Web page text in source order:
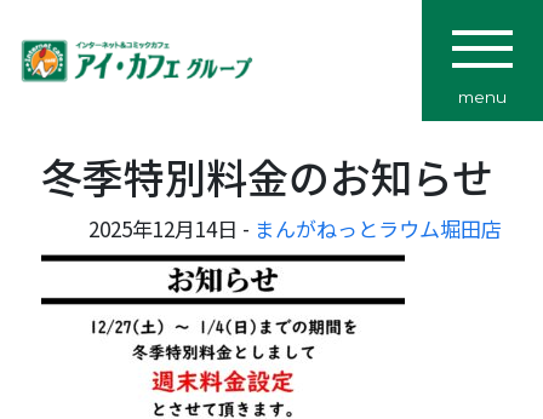
menu
冬季特別料金のお知らせ
2025年12月14日 - まんがねっとラウム堀田店